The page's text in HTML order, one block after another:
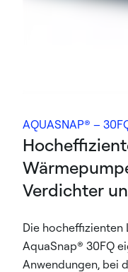
AQUASNAP® –
Verdichter
Die hocheffizienten
AquaSnap® 30FQ
Anwendungen, bei